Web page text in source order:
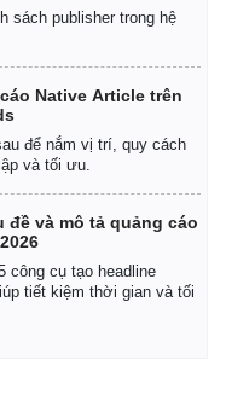
sách publisher trong hệ
Native Article trên
để nắm vị trí, quy cách
và tối ưu.
đề và mô tả quảng cáo
công cụ tạo headline
tiết kiệm thời gian và tối